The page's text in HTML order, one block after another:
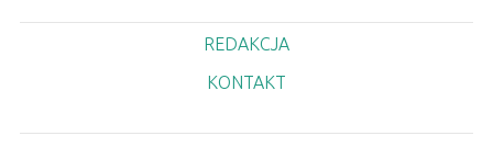
REDAKCJA
KONTAKT